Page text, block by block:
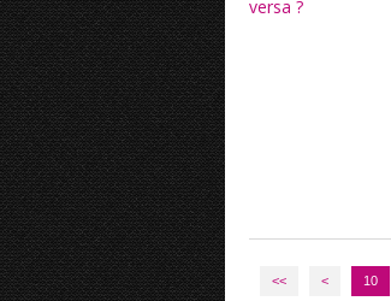
<< < 10